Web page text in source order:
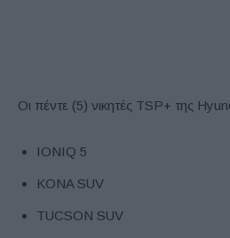
Οι πέντε (5) νικητές TSP+ της
IONIQ 5
KONA SUV
TUCSON SUV